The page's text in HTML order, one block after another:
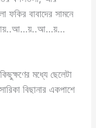
ফকির বাবাদের সামনে
আয়..আ…য়..আ…য়…
মধ্যে ছেলেটা
বিছানার একপাশে